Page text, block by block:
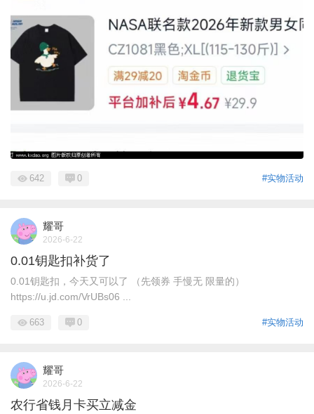
#实物活动
642 0
耀哥
2026-6-22
0.01钥匙扣补货了
0.01钥匙扣，今天又可以了 （先领券 手慢无 限量的）
https://u.jd.com/VrUBs06 ...
#实物活动
663 0
耀哥
2026-6-22
农行省钱月卡买立减金